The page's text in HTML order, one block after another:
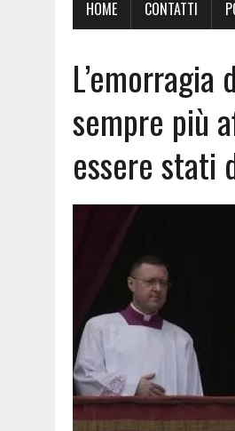
HOME CONTATTI
sempre più
essere stati